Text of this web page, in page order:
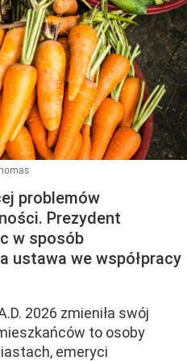
problemów
Prezydent
w sposób
ustawa we współpracy
2026 zmieniła swój
to osoby
emeryci